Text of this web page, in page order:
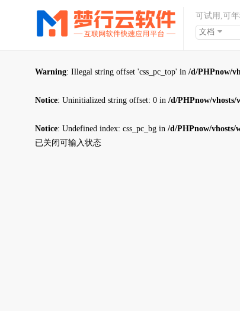
可试用,可
文档
Warning: Illegal string offset 'css_pc_top' in /d/PHPnow/
Notice: Uninitialized string offset: 0 in /d/PHPnow/
Notice: Undefined index: css_pc_bg in /d/PHPnow/vhosts/
已关闭可输入状态